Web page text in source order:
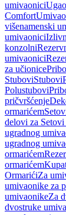
umivaonici
Comfort
višenamenski
umivaonici
konzolni
umivaonici
za učionice
StuboviStubovi
Polustubovi
pričvršćenje
ormarićem
delovi za
ugradnog
ugradnog
ormarićem
ormarićem
OrmarićiZa
umivaonike za
umivaonikeZa
dvostruke